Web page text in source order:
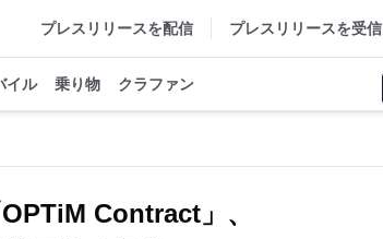
プレスリリースを配信 プレスリリースを受信
イル 乗り物 クラファン
Contract」、